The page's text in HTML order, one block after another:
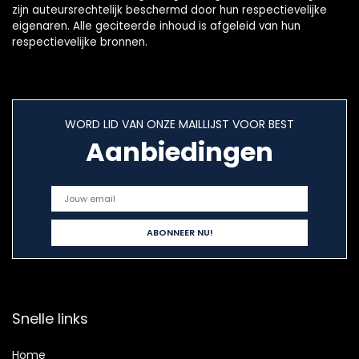
zijn auteursrechtelijk beschermd door hun respectievelijke
eigenaren. Alle geciteerde inhoud is afgeleid van hun
respectievelijke bronnen.
WORD LID VAN ONZE MAILLIJST VOOR BEST
Aanbiedingen
Snelle links
Home